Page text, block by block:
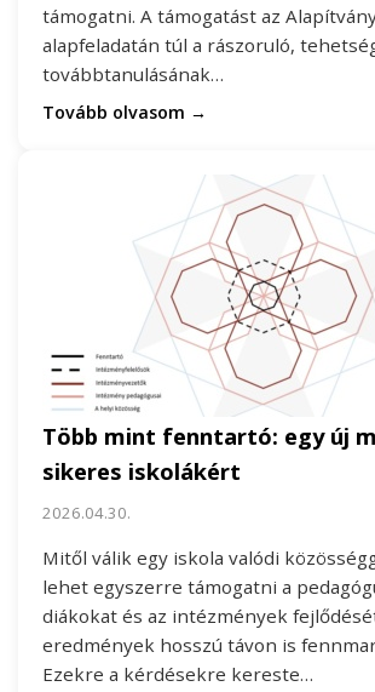
támogatni. A támogatást az
alapfeladatán túl a rászoruló,
továbbtanulásának…
Tovább olvasom →
Több mint fenntartó: egy új
sikeres iskolákért
2026.04.30.
Mitől válik egy iskola valódi
lehet egyszerre támogatni a
diákokat és az intézmények
eredmények hosszú távon is
Ezekre a kérdésekre kereste…